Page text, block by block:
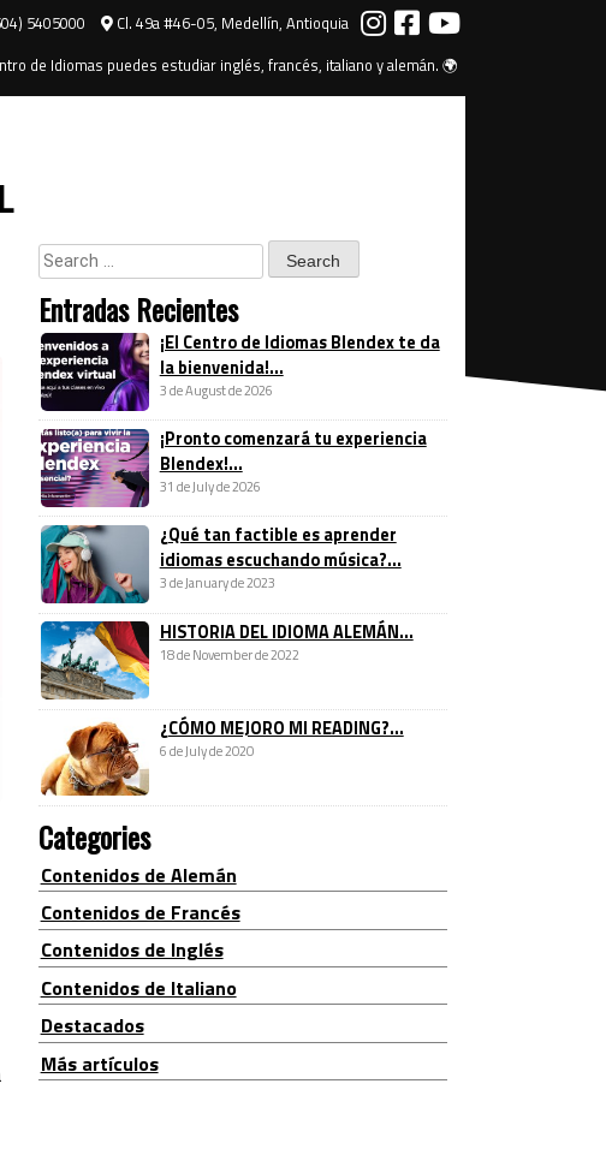
5405000
Cl. 49a #46-05, Medellín, Antioquia
de Idiomas puedes estudiar inglés, francés, italiano y alemán. 🌍
Entradas Recientes
¡El Centro de Idiomas Blendex te da
la bienvenida!...
3 de August de 2026
¡Pronto comenzará tu experiencia
Blendex!...
31 de July de 2026
¿Qué tan factible es aprender
idiomas escuchando música?...
3 de January de 2023
HISTORIA DEL IDIOMA ALEMÁN...
18 de November de 2022
¿CÓMO MEJORO MI READING?...
6 de July de 2020
Categories
Contenidos de Alemán
Contenidos de Francés
Contenidos de Inglés
Contenidos de Italiano
Destacados
Más artículos